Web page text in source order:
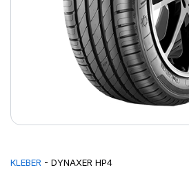
KLEBER - DYNAXER HP4